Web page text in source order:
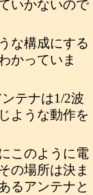
いかないので
な構成にする
かっていま
テナは1/2波
ような動作を
このように電
の場所は決ま
るアンテナと